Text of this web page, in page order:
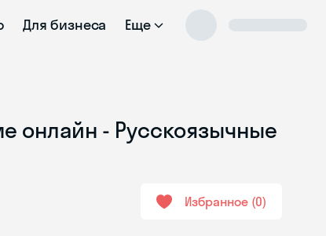
Для бизнеса Еще
онлайн - Русскоязычные
Избранное 0